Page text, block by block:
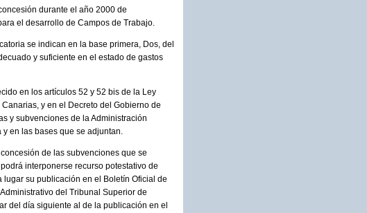
durante el año 2000 de
el desarrollo de Campos de Trabajo.
se indican en la base primera, Dos, del
y suficiente en el estado de gastos
en los artículos 52 y 52 bis de la Ley
y en el Decreto del Gobierno de
y subvenciones de la Administración
en las bases que se adjuntan.
de las subvenciones que se
interponerse recurso potestativo de
su publicación en el Boletín Oficial de
del Tribunal Superior de
del día siguiente al de la publicación en el